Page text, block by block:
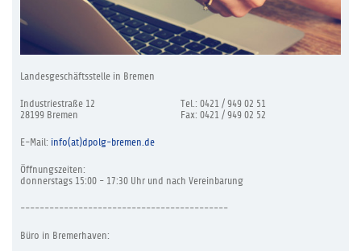
Landesgeschäftsstelle in Bremen
Industriestraße 12
28199 Bremen
Tel.: 0421 / 949 02 51
Fax: 0421 / 949 02 52
E-Mail: info(at)dpolg-bremen.de
Öffnungszeiten:
donnerstags 15:00 - 17:30 Uhr und nach Vereinbarung
-------------------------------------------
Büro in Bremerhaven: